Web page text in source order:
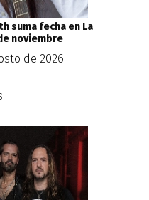
suma fecha en La
noviembre
de 2026